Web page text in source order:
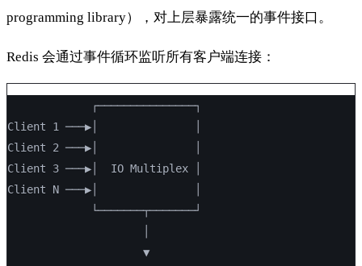
programming library），对上层暴露统一的事件接口。
Redis 会通过事件循环监听所有客户端连接：
             ┌───────────────┐
Client 1 ───▶│               │
Client 2 ───▶│               │
Client 3 ───▶│  IO Multiplex │
Client N ───▶│               │
             └───────┬───────┘
                     ▼